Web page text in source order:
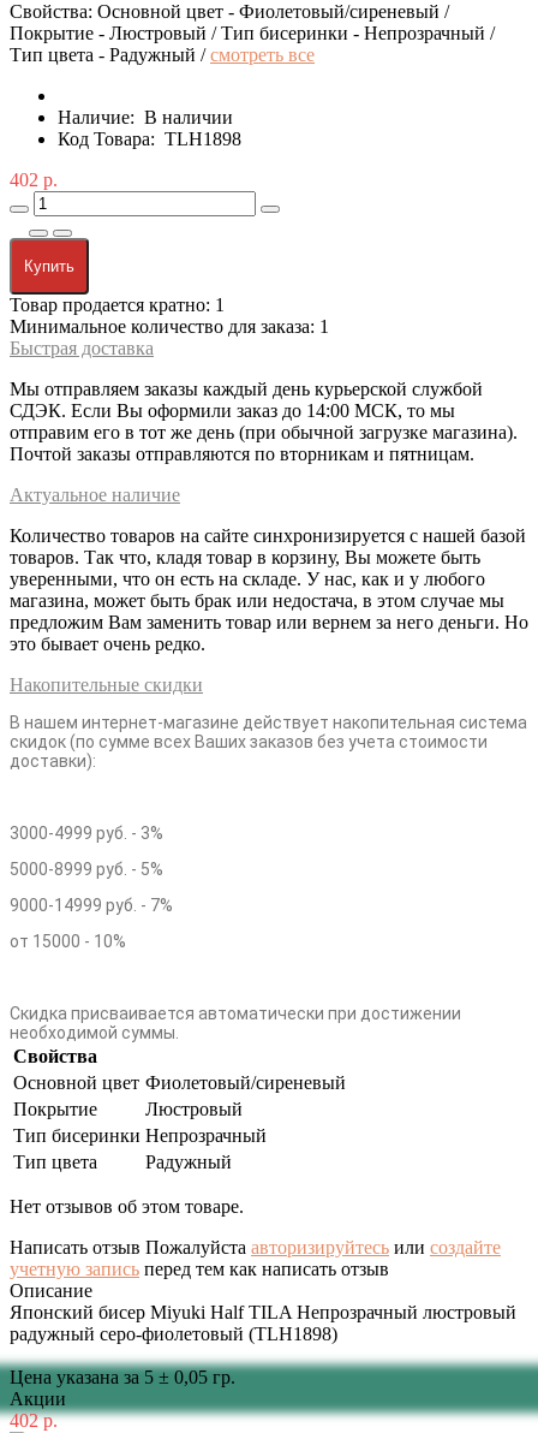
Свойства: Основной цвет - Фиолетовый/сиреневый /
Покрытие - Люстровый / Тип бисеринки - Непрозрачный /
Тип цвета - Радужный /смотреть все
Наличие: В наличии
Код Товара: TLH1898
402 р.
Купить
Товар продается кратно: 1
Минимальное количество для заказа: 1
Быстрая доставка
Мы отправляем заказы каждый день курьерской службой
СДЭК. Если Вы оформили заказ до 14:00 МСК, то мы
отправим его в тот же день (при обычной загрузке магазина).
Почтой заказы отправляются по вторникам и пятницам.
Актуальное наличие
Количество товаров на сайте синхронизируется с нашей базой
товаров. Так что, кладя товар в корзину, Вы можете быть
уверенными, что он есть на складе. У нас, как и у любого
магазина, может быть брак или недостача, в этом случае мы
предложим Вам заменить товар или вернем за него деньги. Но
это бывает очень редко.
Накопительные скидки
В нашем интернет-магазине действует накопительная система
скидок (по сумме всех Ваших заказов без учета стоимости
доставки):
3000-4999 руб. - 3%
5000-8999 руб. - 5%
9000-14999 руб. - 7%
от 15000 - 10%
Скидка присваивается автоматически при достижении
необходимой суммы.
Свойства
Основной цвет Фиолетовый/сиреневый
Покрытие
Люстровый
Тип бисеринки Непрозрачный
Тип цвета
Радужный
Нет отзывов об этом товаре.
Написать отзыв Пожалуйста авторизируйтесь или создайте
учетную запись перед тем как написать отзыв
Описание
Японский бисер Miyuki Half TILA Непрозрачный люстровый
радужный серо-фиолетовый (TLH1898)
Цена указана за 5 ± 0,05 гр.
Акции
402 р.